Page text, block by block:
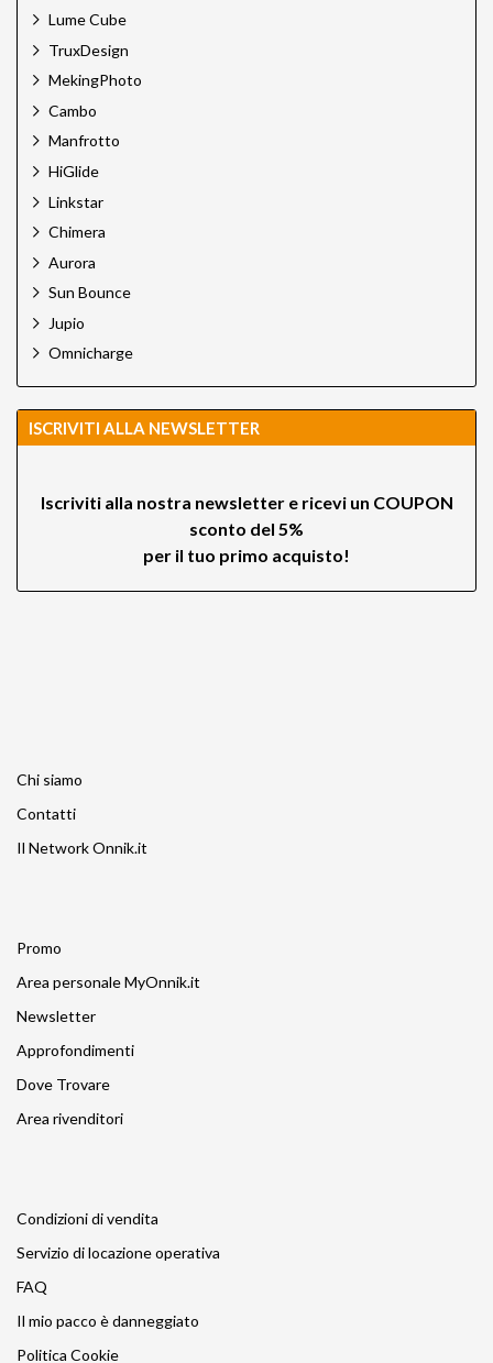
Lume Cube
TruxDesign
MekingPhoto
Cambo
Manfrotto
HiGlide
Linkstar
Chimera
Aurora
Sun Bounce
Jupio
Omnicharge
ISCRIVITI ALLA NEWSLETTER
Iscriviti alla nostra newsletter e ricevi un COUPON
sconto del 5%
per il tuo primo acquisto!
Chi siamo
Contatti
Il Network Onnik.it
Promo
Area personale MyOnnik.it
Newsletter
Approfondimenti
Dove Trovare
Area rivenditori
Condizioni di vendita
Servizio di locazione operativa
FAQ
Il mio pacco è danneggiato
Politica Cookie